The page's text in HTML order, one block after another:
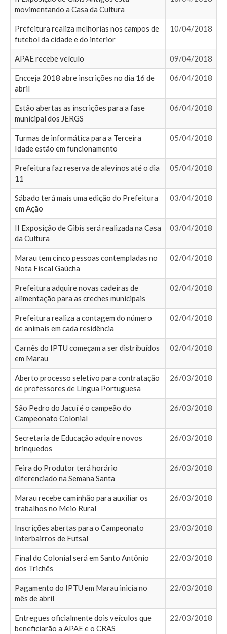
movimentando a Casa da Cultura
Prefeitura realiza melhorias nos campos de
futebol da cidade e do interior
10/04/2018
APAE recebe veículo 09/04/2018
Encceja 2018 abre inscrições no dia 16 de
abril
06/04/2018
Estão abertas as inscrições para a fase
municipal dos JERGS
06/04/2018
Turmas de informática para a Terceira
Idade estão em funcionamento
05/04/2018
Prefeitura faz reserva de alevinos até o dia
11
05/04/2018
Sábado terá mais uma edição do Prefeitura
em Ação
03/04/2018
II Exposição de Gibis será realizada na Casa
da Cultura
03/04/2018
Marau tem cinco pessoas contempladas no
Nota Fiscal Gaúcha
02/04/2018
Prefeitura adquire novas cadeiras de
alimentação para as creches municipais
02/04/2018
Prefeitura realiza a contagem do número
de animais em cada residência
02/04/2018
Carnês do IPTU começam a ser distribuídos
em Marau
02/04/2018
Aberto processo seletivo para contratação
de professores de Língua Portuguesa
26/03/2018
São Pedro do Jacuí é o campeão do
Campeonato Colonial
26/03/2018
Secretaria de Educação adquire novos
brinquedos
26/03/2018
Feira do Produtor terá horário
diferenciado na Semana Santa
26/03/2018
Marau recebe caminhão para auxiliar os
trabalhos no Meio Rural
26/03/2018
Inscrições abertas para o Campeonato
Interbairros de Futsal
23/03/2018
Final do Colonial será em Santo Antônio
dos Trichês
22/03/2018
Pagamento do IPTU em Marau inicia no
mês de abril
22/03/2018
Entregues oficialmente dois veículos que
beneficiarão a APAE e o CRAS
22/03/2018